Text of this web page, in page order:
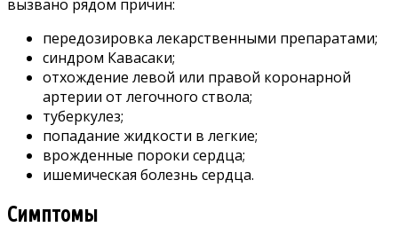
вызвано рядом причин:
передозировка лекарственными препаратами;
синдром Кавасаки;
отхождение левой или правой коронарной
артерии от легочного ствола;
туберкулез;
попадание жидкости в легкие;
врожденные пороки сердца;
ишемическая болезнь сердца.
Симптомы